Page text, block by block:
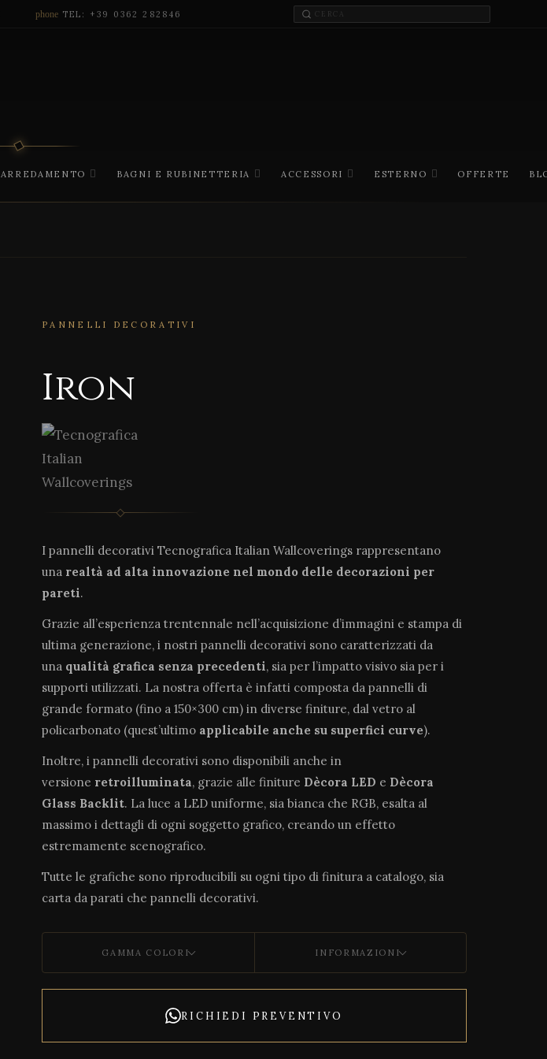
phone TEL: +39 0362 282846
ARREDAMENTO BAGNI E RUBINETTERIA ACCESSORI ESTERNO OFFERTE
PANNELLI DECORATIVI
Iron
I pannelli decorativi Tecnografica Italian Wallcoverings rappresentano
una realtà ad alta innovazione nel mondo delle decorazioni per
pareti.
Grazie all’esperienza trentennale nell’acquisizione d’immagini e stampa di
ultima generazione, i nostri pannelli decorativi sono caratterizzati da
una qualità grafica senza precedenti, sia per l’impatto visivo sia per i
supporti utilizzati. La nostra offerta è infatti composta da pannelli di
grande formato (fino a 150×300 cm) in diverse finiture, dal vetro al
policarbonato (quest’ultimo applicabile anche su superfici curve).
Inoltre, i pannelli decorativi sono disponibili anche in
versione retroilluminata, grazie alle finiture Dècora LED e Dècora
Glass Backlit. La luce a LED uniforme, sia bianca che RGB, esalta al
massimo i dettagli di ogni soggetto grafico, creando un effetto
estremamente scenografico.
Tutte le grafiche sono riproducibili su ogni tipo di finitura a catalogo, sia
carta da parati che pannelli decorativi.
GAMMA COLORI INFORMAZIONI
RICHIEDI PREVENTIVO